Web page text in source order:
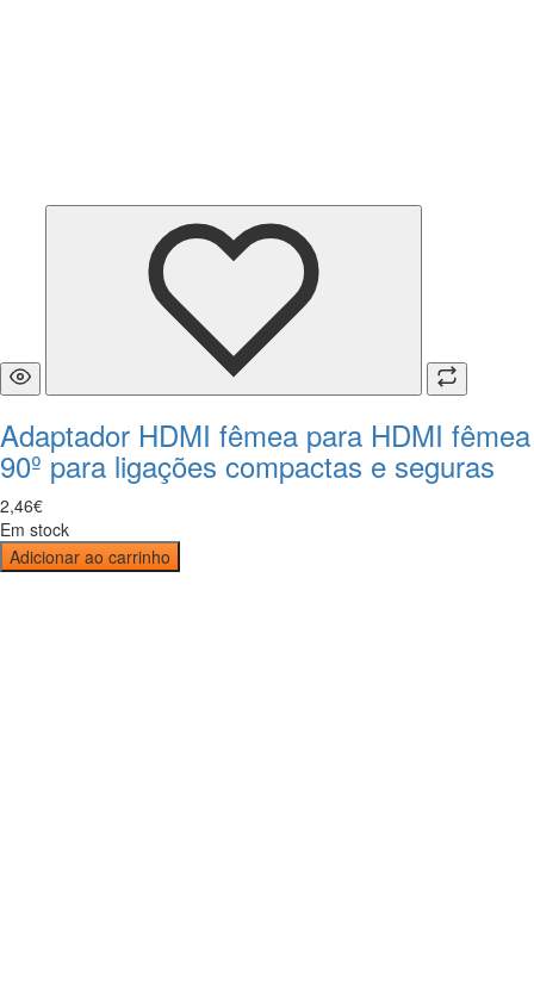
Adaptador HDMI fêmea para HDMI fêmea
90º para ligações compactas e seguras
2,46€
Em stock
Adicionar ao carrinho